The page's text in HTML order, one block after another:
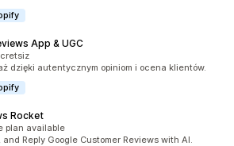
App & UGC
dzięki autentycznym opiniom i ocena klientów.
Rocket
plan available
Reply Google Customer Reviews with AI.